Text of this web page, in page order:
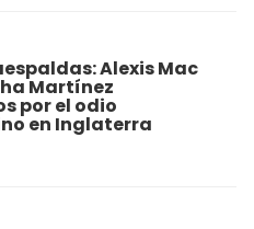
Alexis Mac
Martínez
por el odio
en Inglaterra